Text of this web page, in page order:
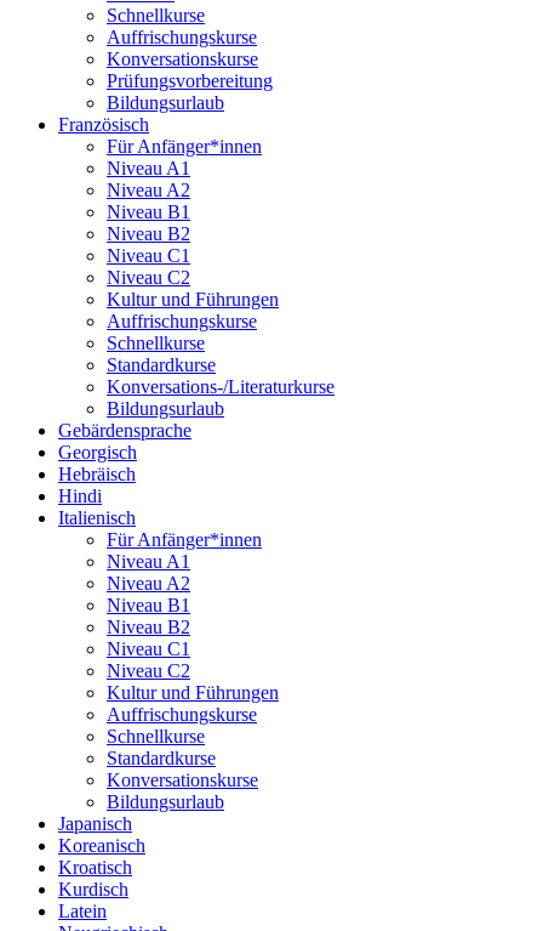
Schnellkurse
Auffrischungskurse
Konversationskurse
Prüfungsvorbereitung
Bildungsurlaub
Französisch
Für Anfänger*innen
Niveau A1
Niveau A2
Niveau B1
Niveau B2
Niveau C1
Niveau C2
Kultur und Führungen
Auffrischungskurse
Schnellkurse
Standardkurse
Konversations-/Literaturkurse
Bildungsurlaub
Gebärdensprache
Georgisch
Hebräisch
Hindi
Italienisch
Für Anfänger*innen
Niveau A1
Niveau A2
Niveau B1
Niveau B2
Niveau C1
Niveau C2
Kultur und Führungen
Auffrischungskurse
Schnellkurse
Standardkurse
Konversationskurse
Bildungsurlaub
Japanisch
Koreanisch
Kroatisch
Kurdisch
Latein